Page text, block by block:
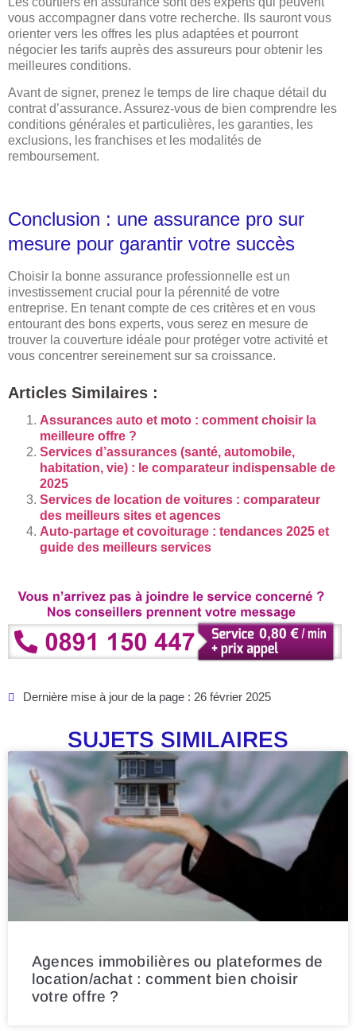
vous accompagner dans votre recherche. Ils sauront vous
orienter vers les offres les plus adaptées et pourront
négocier les tarifs auprès des assureurs pour obtenir les
meilleures conditions.
Avant de signer, prenez le temps de lire chaque détail du
contrat d’assurance. Assurez-vous de bien comprendre les
conditions générales et particulières, les garanties, les
exclusions, les franchises et les modalités de
remboursement.
Conclusion : une assurance pro sur
mesure pour garantir votre succès
Choisir la bonne assurance professionnelle est un
investissement crucial pour la pérennité de votre
entreprise. En tenant compte de ces critères et en vous
entourant des bons experts, vous serez en mesure de
trouver la couverture idéale pour protéger votre activité et
vous concentrer sereinement sur sa croissance.
Articles Similaires :
Assurances auto et moto : comment choisir la
meilleure offre ?
Services d’assurances (santé, automobile,
habitation, vie) : le comparateur indispensable de
2025
Services de location de voitures : comparateur
des meilleurs sites et agences
Auto-partage et covoiturage : tendances 2025 et
guide des meilleurs services
Dernière mise à jour de la page : 26 février 2025
SUJETS SIMILAIRES
Agences immobilières ou plateformes de
location/achat : comment bien choisir
votre offre ?